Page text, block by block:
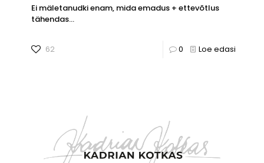
Ei mäletanudki enam, mida emadus + ettevõtlus
tähendas…
62 0 Loe edasi